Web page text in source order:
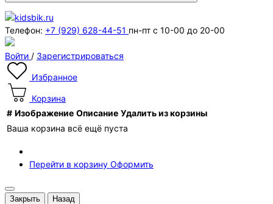
Телефон: +7 (929) 628-44-51 пн-пт с 10-00 до 20-00
Войти / Зарегистрироваться
Избранное
Корзина
# Изображение Описание Удалить из корзины
Ваша корзина всё ещё пуста
Перейти в корзину Оформить
Закрыть Назад